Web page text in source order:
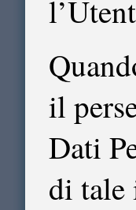
il
Dati
di tale